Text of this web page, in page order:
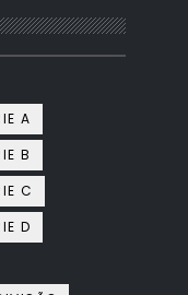
A
B
C
D